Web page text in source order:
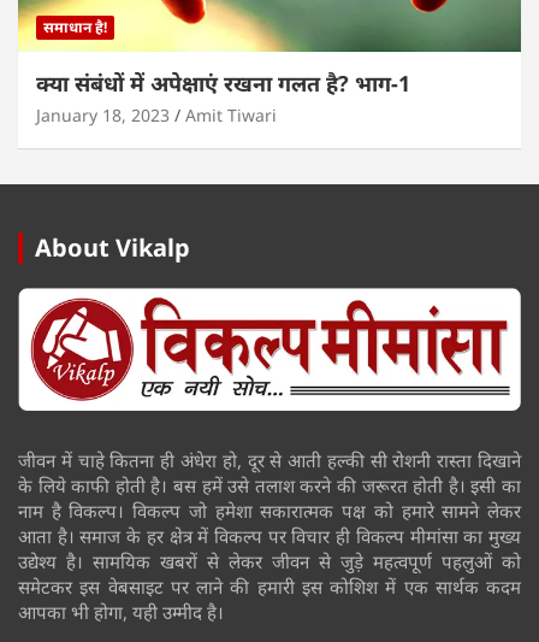
समाधान है!
क्या संबंधों में अपेक्षाएं रखना गलत है? भाग-1
January 18, 2023 Amit Tiwari
About Vikalp
जीवन में चाहे कितना ही अंधेरा हो, दूर से आती हल्की सी रोशनी रास्ता दिखाने
के लिये काफी होती है। बस हमें उसे तलाश करने की जरूरत होती है। इसी का
नाम है विकल्प। विकल्प जो हमेशा सकारात्मक पक्ष को हमारे सामने लेकर
आता है। समाज के हर क्षेत्र में विकल्प पर विचार ही विकल्प मीमांसा का मुख्य
उद्येश्य है। सामयिक खबरों से लेकर जीवन से जुड़े महत्वपूर्ण पहलुओं को
समेटकर इस वेबसाइट पर लाने की हमारी इस कोशिश में एक सार्थक कदम
आपका भी होगा, यही उम्मीद है।